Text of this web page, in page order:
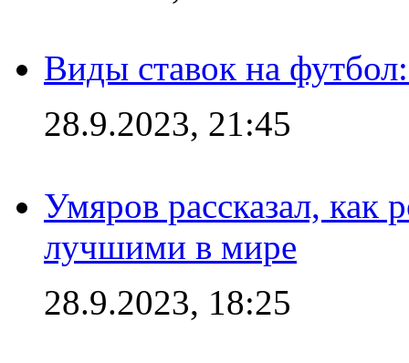
Виды ставок на
28.9.2023, 21:45
Умяров рассказал, как
лучшими в мире
28.9.2023, 18:25